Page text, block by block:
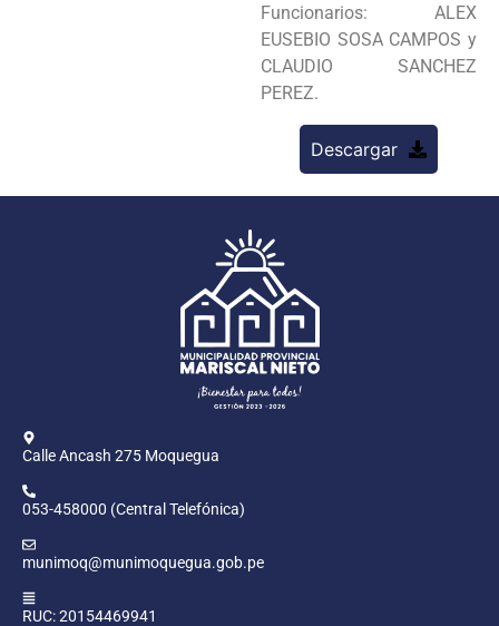
Funcionarios: ALEX
EUSEBIO SOSA CAMPOS y
CLAUDIO SANCHEZ
PEREZ.
Descargar
Calle Ancash 275 Moquegua
053-458000 (Central Telefónica)
munimoq@munimoquegua.gob.pe
RUC: 20154469941